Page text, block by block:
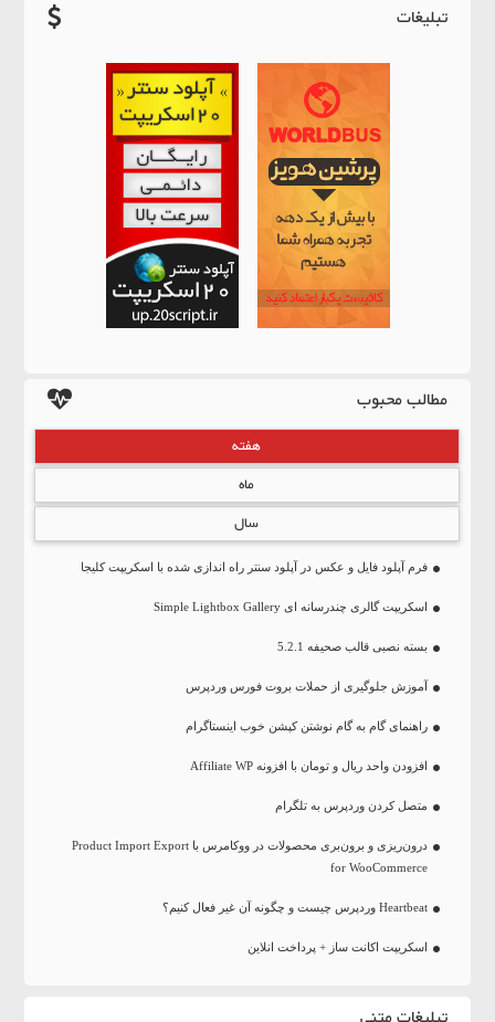
تبلیغات
مطالب محبوب
هفته
ماه
سال
فرم آپلود فایل و عکس در آپلود سنتر راه اندازی شده با اسکریپت کلیجا
اسکریپت گالری چندرسانه ای Simple Lightbox Gallery
بسته نصبی قالب صحیفه 5.2.1
آموزش جلوگیری از حملات بروت فورس وردپرس
راهنمای گام به گام نوشتن کپشن خوب اینستاگرام
افزودن واحد ریال و تومان با افزونه Affiliate WP
متصل کردن وردپرس به تلگرام
درون‌ریزی و برون‌بری محصولات در ووکامرس با Product Import Export
for WooCommerce
Heartbeat وردپرس چیست و چگونه آن غیر فعال کنیم؟
اسکریپت اکانت ساز + پرداخت انلاین